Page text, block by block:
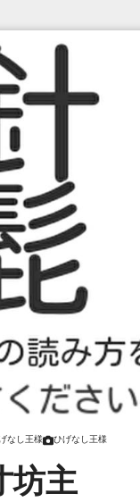
なし王様 ひげなし王様
坊主